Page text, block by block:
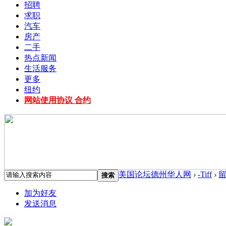
招聘
求职
汽车
房产
二手
热点新闻
生活服务
更多
纽约
网站使用协议 合约
搜索 美国论坛德州华人网 › -Tiff ›
加为好友
发送消息